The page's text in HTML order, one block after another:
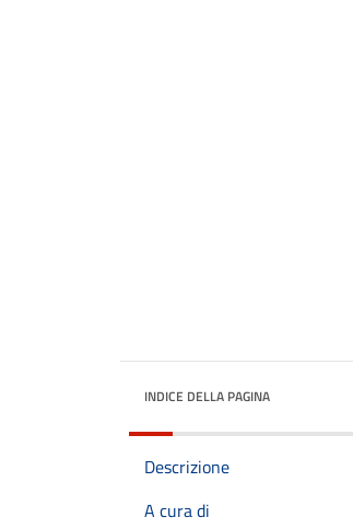
INDICE DELLA PAGINA
Descrizione
A cura di